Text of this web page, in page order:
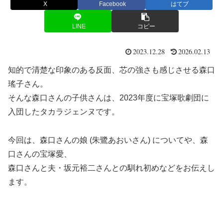
X Facebook はてブ
LINE コピー
2023.12.28 2026.02.13
知的で清楚な印象のある反面、芯の強さも感じさせる森口
瑤子さん。
そんな森口さんの子供さんは、2023年度に宝塚歌劇団に
入団したタカラジェンヌです。
今回は、森口さんの娘 (朱鷺あおいさん) についてや、森
口さんの宝塚愛、
森口さんと夫・坂元裕二さんとの馴れ初めなどをお伝えし
ます。